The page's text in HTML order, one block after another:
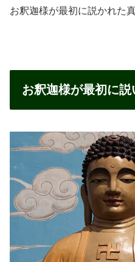
お釈迦様が最初に説かれた
お釈迦様が最初に説